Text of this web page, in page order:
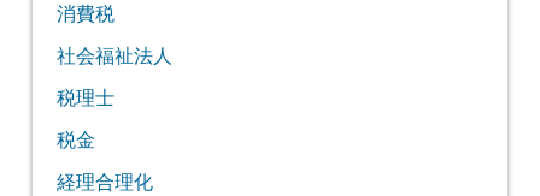
消費税
社会福祉法人
税理士
税金
経理合理化